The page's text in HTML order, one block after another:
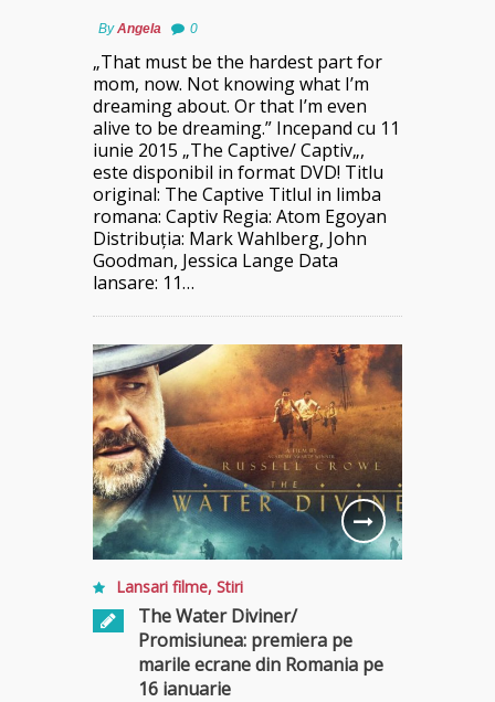
ByAngela 0
„That must be the hardest part for
mom, now. Not knowing what I’m
dreaming about. Or that I’m even
alive to be dreaming.” Incepand cu 11
iunie 2015 „The Captive/ Captiv„,
este disponibil in format DVD! Titlu
original: The Captive Titlul in limba
romana: Captiv Regia: Atom Egoyan
Distribuţia: Mark Wahlberg, John
Goodman, Jessica Lange Data
lansare: 11…
Lansari filme, Stiri
The Water Diviner/
Promisiunea: premiera pe
marile ecrane din Romania pe
16 ianuarie